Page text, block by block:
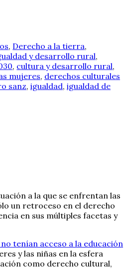
, Derecho a la tierra,
y desarrollo rural,
, cultura y desarrollo rural,
mujeres, derechos culturales
sanz, igualdad, igualdad de
a la que se enfrentan las
un retroceso en el derecho
en sus múltiples facetas y
tenían acceso a la educación
y las niñas en la esfera
como derecho cultural,